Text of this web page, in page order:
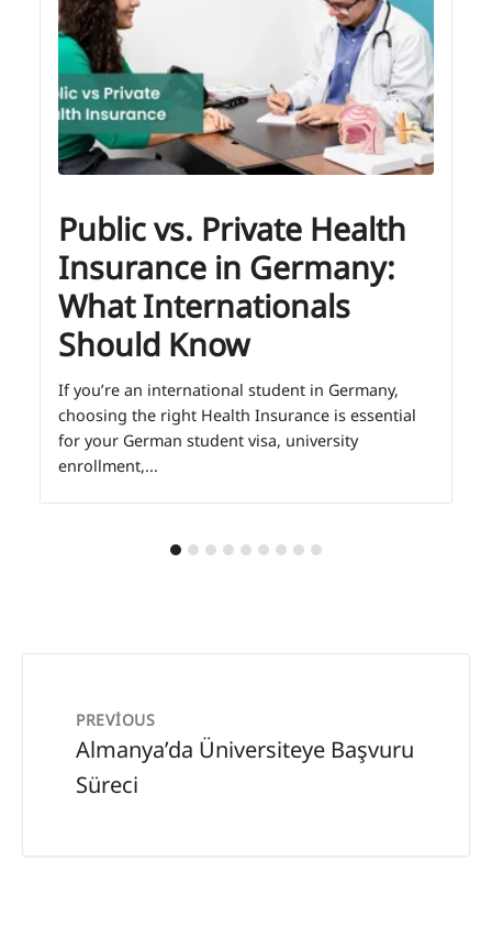
Public vs. Private Health
Insurance in Germany:
What Internationals
Should Know
If you’re an international student in Germany,
choosing the right Health Insurance is essential
for your German student visa, university
enrollment,...
PREVIOUS
Almanya’da Üniversiteye Başvuru
Süreci